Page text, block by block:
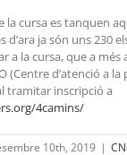
la cursa es tanquen
d’ara ja són uns 230
a la cursa, que a més
(Centre d’atenció a
tramitar inscripció a
4camins/
10th, 2019 |